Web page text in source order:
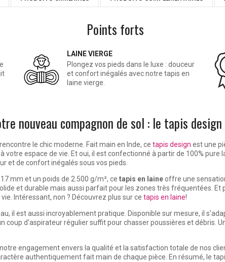
Points forts
LAINE VIERGE
Plongez vos pieds dans le luxe : douceur
et confort inégalés avec notre tapis en
laine vierge.
nouveau compagnon de sol : le tapis
le chic moderne. Fait main en Inde, ce tapis design est une
espace de vie. Et oui, il est confectionné à partir de 100%
et de confort inégalés sous vos pieds.
mm et un poids de 2.500 g/m², ce tapis en laineoffre une
et durable mais aussi parfait pour les zones très fréquentées. Et
Intéressant, non ? Découvrez plus sur ce tapis en laine!
il est aussi incroyablement pratique. Disponible sur mesure, il
coup d'aspirateur régulier suffit pour chasser poussières et débris.
engagement envers la qualité et la satisfaction totale de nos
authentiquement fait main de chaque pièce. En résumé, le